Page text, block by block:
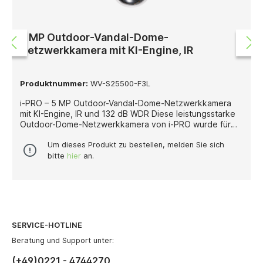
5 MP Outdoor-Vandal-Dome-
Netzwerkkamera mit KI-Engine, IR
Produktnummer: WV-S25500-F3L
i-PRO – 5 MP Outdoor-Vandal-Dome-Netzwerkkamera
mit KI-Engine, IR und 132 dB WDR Diese leistungsstarke
Outdoor-Dome-Netzwerkkamera von i-PRO wurde für
entwickelt, bei denen eine hohe Bildauflösung, robuste
Bauweise und integrierte KI-Funktionen entscheidend
flächige Überwachung von Eingängen, Fassaden,
Zufahrten oder Außenbereichen, in denen eine breite
Um dieses Produkt zu bestellen, melden Sie sich
bitte hier an.
SERVICE-HOTLINE
Beratung und Support unter:
(+49)0221 - 4744270